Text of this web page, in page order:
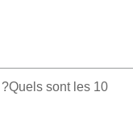
sont les 10